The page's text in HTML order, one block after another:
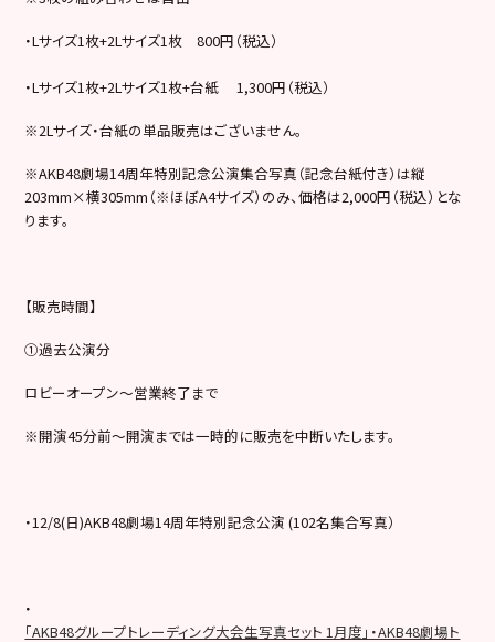
・Lサイズ1枚+2Lサイズ1枚 800円（税込）
・Lサイズ1枚+2Lサイズ1枚+台紙 1,300円（税込）
※2Lサイズ・台紙の単品販売はございません。
※AKB48劇場14周年特別記念公演集合写真（記念台紙付き）は縦
203mm×横305mm（※ほぼA4サイズ）のみ、価格は2,000円（税込）とな
ります。
【販売時間】
①過去公演分
ロビーオープン～営業終了まで
※開演45分前～開演までは一時的に販売を中断いたします。
・12/8(日)AKB48劇場14周年特別記念公演 (102名集合写真）
・
「AKB48グループトレーディング大会生写真セット 1月度」・AKB48劇場ト